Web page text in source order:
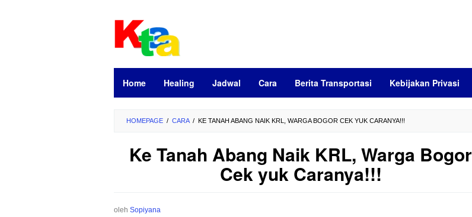
Home Healing Jadwal Cara Berita Transportasi Kebijakan Privasi
HOMEPAGE / CARA / KE TANAH ABANG NAIK KRL, WARGA BOGOR CEK YUK CARANYA!!!
Ke Tanah Abang Naik KRL, Warga Bogor
Cek yuk Caranya!!!
oleh Sopiyana